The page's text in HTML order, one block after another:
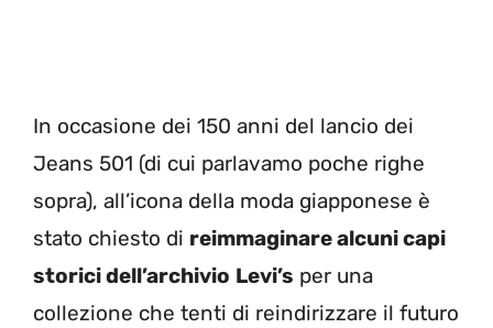
In occasione dei 150 anni del lancio dei
Jeans 501 (di cui parlavamo poche righe
sopra), all’icona della moda giapponese è
stato chiesto di reimmaginare alcuni capi
storici dell’archivio Levi’s per una
collezione che tenti di reindirizzare il futuro